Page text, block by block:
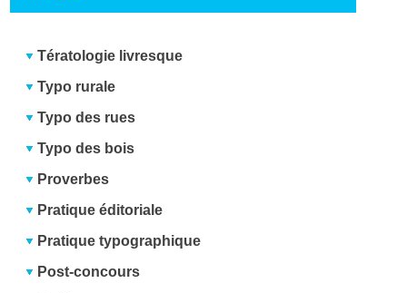
Tératologie livresque
Typo rurale
Typo des rues
Typo des bois
Proverbes
Pratique éditoriale
Pratique typographique
Post-concours